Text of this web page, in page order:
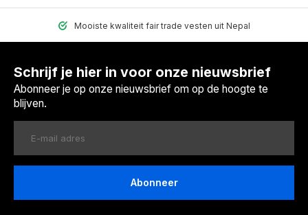
Mooiste kwaliteit fair trade vesten uit Nepal
Schrijf je hier in voor onze nieuwsbrief
Abonneer je op onze nieuwsbrief om op de hoogte te
blijven.
Abonneer